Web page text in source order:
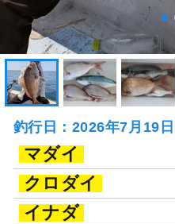
釣行日：2026年7月19
マダイ
クロダイ
イナダ